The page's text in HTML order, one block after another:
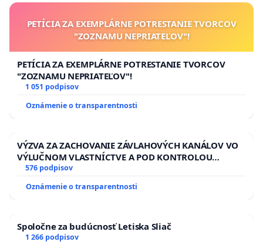
PETÍCIA ZA EXEMPLÁRNE POTRESTANIE TVORCOV
"ZOZNAMU NEPRIATEĽOV"!
PETÍCIA ZA EXEMPLÁRNE POTRESTANIE TVORCOV
"ZOZNAMU NEPRIATEĽOV"!
1 051 podpisov
Oznámenie o transparentnosti
VÝZVA ZA ZACHOVANIE ZÁVLAHOVÝCH KANÁLOV VO
VÝLUČNOM VLASTNÍCTVE A POD KONTROLOU
SLOVENSKEJ REPUBLIKY & žiadosť na riešenie
kanálov na Slovensku
576 podpisov
Oznámenie o transparentnosti
Spoločne za budúcnosť Letiska Sliač
1 266 podpisov